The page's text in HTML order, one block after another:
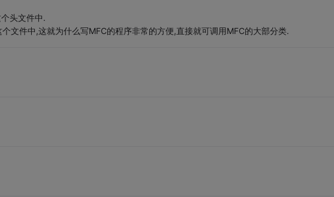
头文件中.
文件中,这就为什么写MFC的程序非常的方便,直接就可调用MFC的大部分类.